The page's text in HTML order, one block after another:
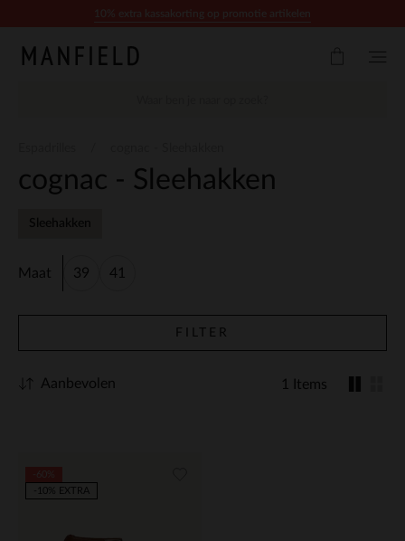
cognac - Sleehakken
Sleehakken
Maat 39 41
FILTER
1 Items
Aanbevolen
-10% EXTRA